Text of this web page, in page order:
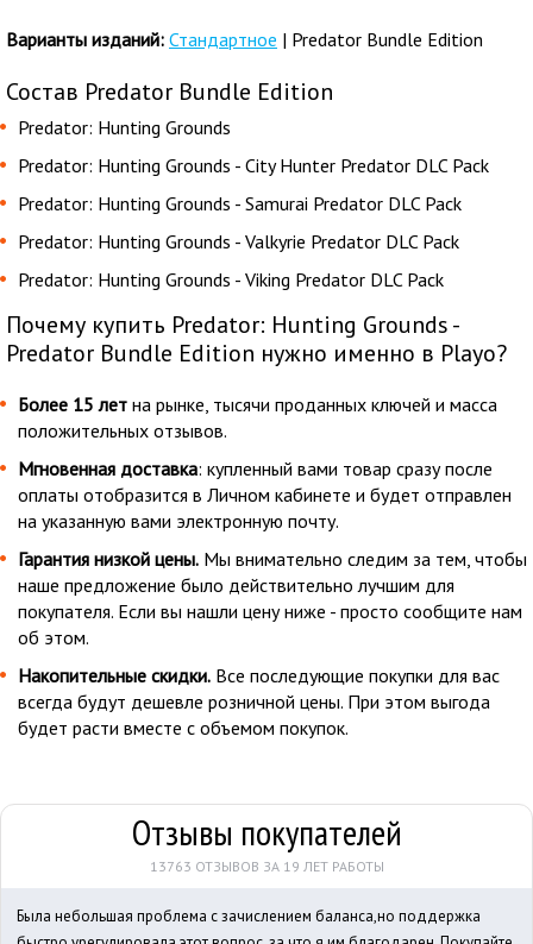
Варианты изданий: Стандартное | Predator Bundle Edition
Состав Predator Bundle Edition
Predator: Hunting Grounds
Predator: Hunting Grounds - City Hunter Predator DLC Pack
Predator: Hunting Grounds - Samurai Predator DLC Pack
Predator: Hunting Grounds - Valkyrie Predator DLC Pack
Predator: Hunting Grounds - Viking Predator DLC Pack
Почему купить Predator: Hunting Grounds -
Predator Bundle Edition нужно именно в Playo?
Более 15 лет на рынке, тысячи проданных ключей и масса
положительных отзывов.
Мгновенная доставка: купленный вами товар сразу после
оплаты отобразится в Личном кабинете и будет отправлен
на указанную вами электронную почту.
Гарантия низкой цены. Мы внимательно следим за тем, чтобы
наше предложение было действительно лучшим для
покупателя. Если вы нашли цену ниже - просто сообщите нам
об этом.
Накопительные скидки. Все последующие покупки для вас
всегда будут дешевле розничной цены. При этом выгода
будет расти вместе с объемом покупок.
Отзывы покупателей
13763 ОТЗЫВОВ ЗА 19 ЛЕТ РАБОТЫ
Была небольшая проблема с зачислением баланса,но поддержка